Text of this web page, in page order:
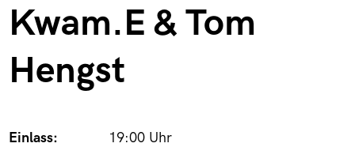
Kwam.E & Tom
Hengst
Einlass:
19:00 Uhr